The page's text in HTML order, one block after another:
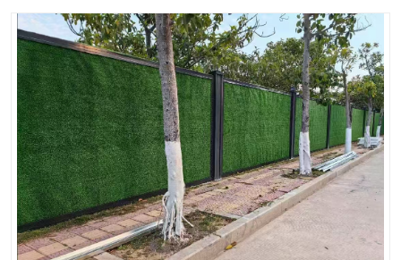
新型活动房 压型彩钢板
岩棉板 钢结构配件
围挡 彩钢板
生产加工单板复合围挡 市
政围挡